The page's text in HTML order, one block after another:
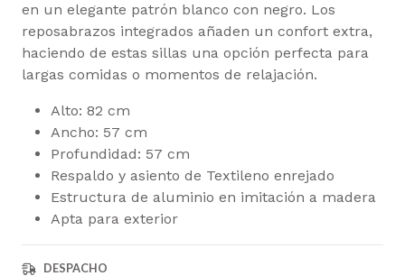
en un elegante patrón blanco con negro. Los
reposabrazos integrados añaden un confort extra,
haciendo de estas sillas una opción perfecta para
largas comidas o momentos de relajación.
Alto: 82 cm
Ancho: 57 cm
Profundidad: 57 cm
Respaldo y asiento de Textileno enrejado
Estructura de aluminio en imitación a madera
Apta para exterior
DESPACHO